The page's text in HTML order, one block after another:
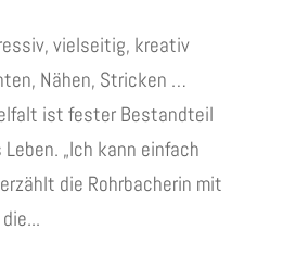
vielseitig, kreativ
Nähen, Stricken …
ist fester Bestandteil
„Ich kann einfach
die Rohrbacherin mit